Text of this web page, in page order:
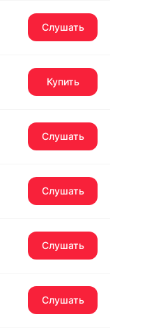
Слушать
Купить
Слушать
Слушать
Слушать
Слушать